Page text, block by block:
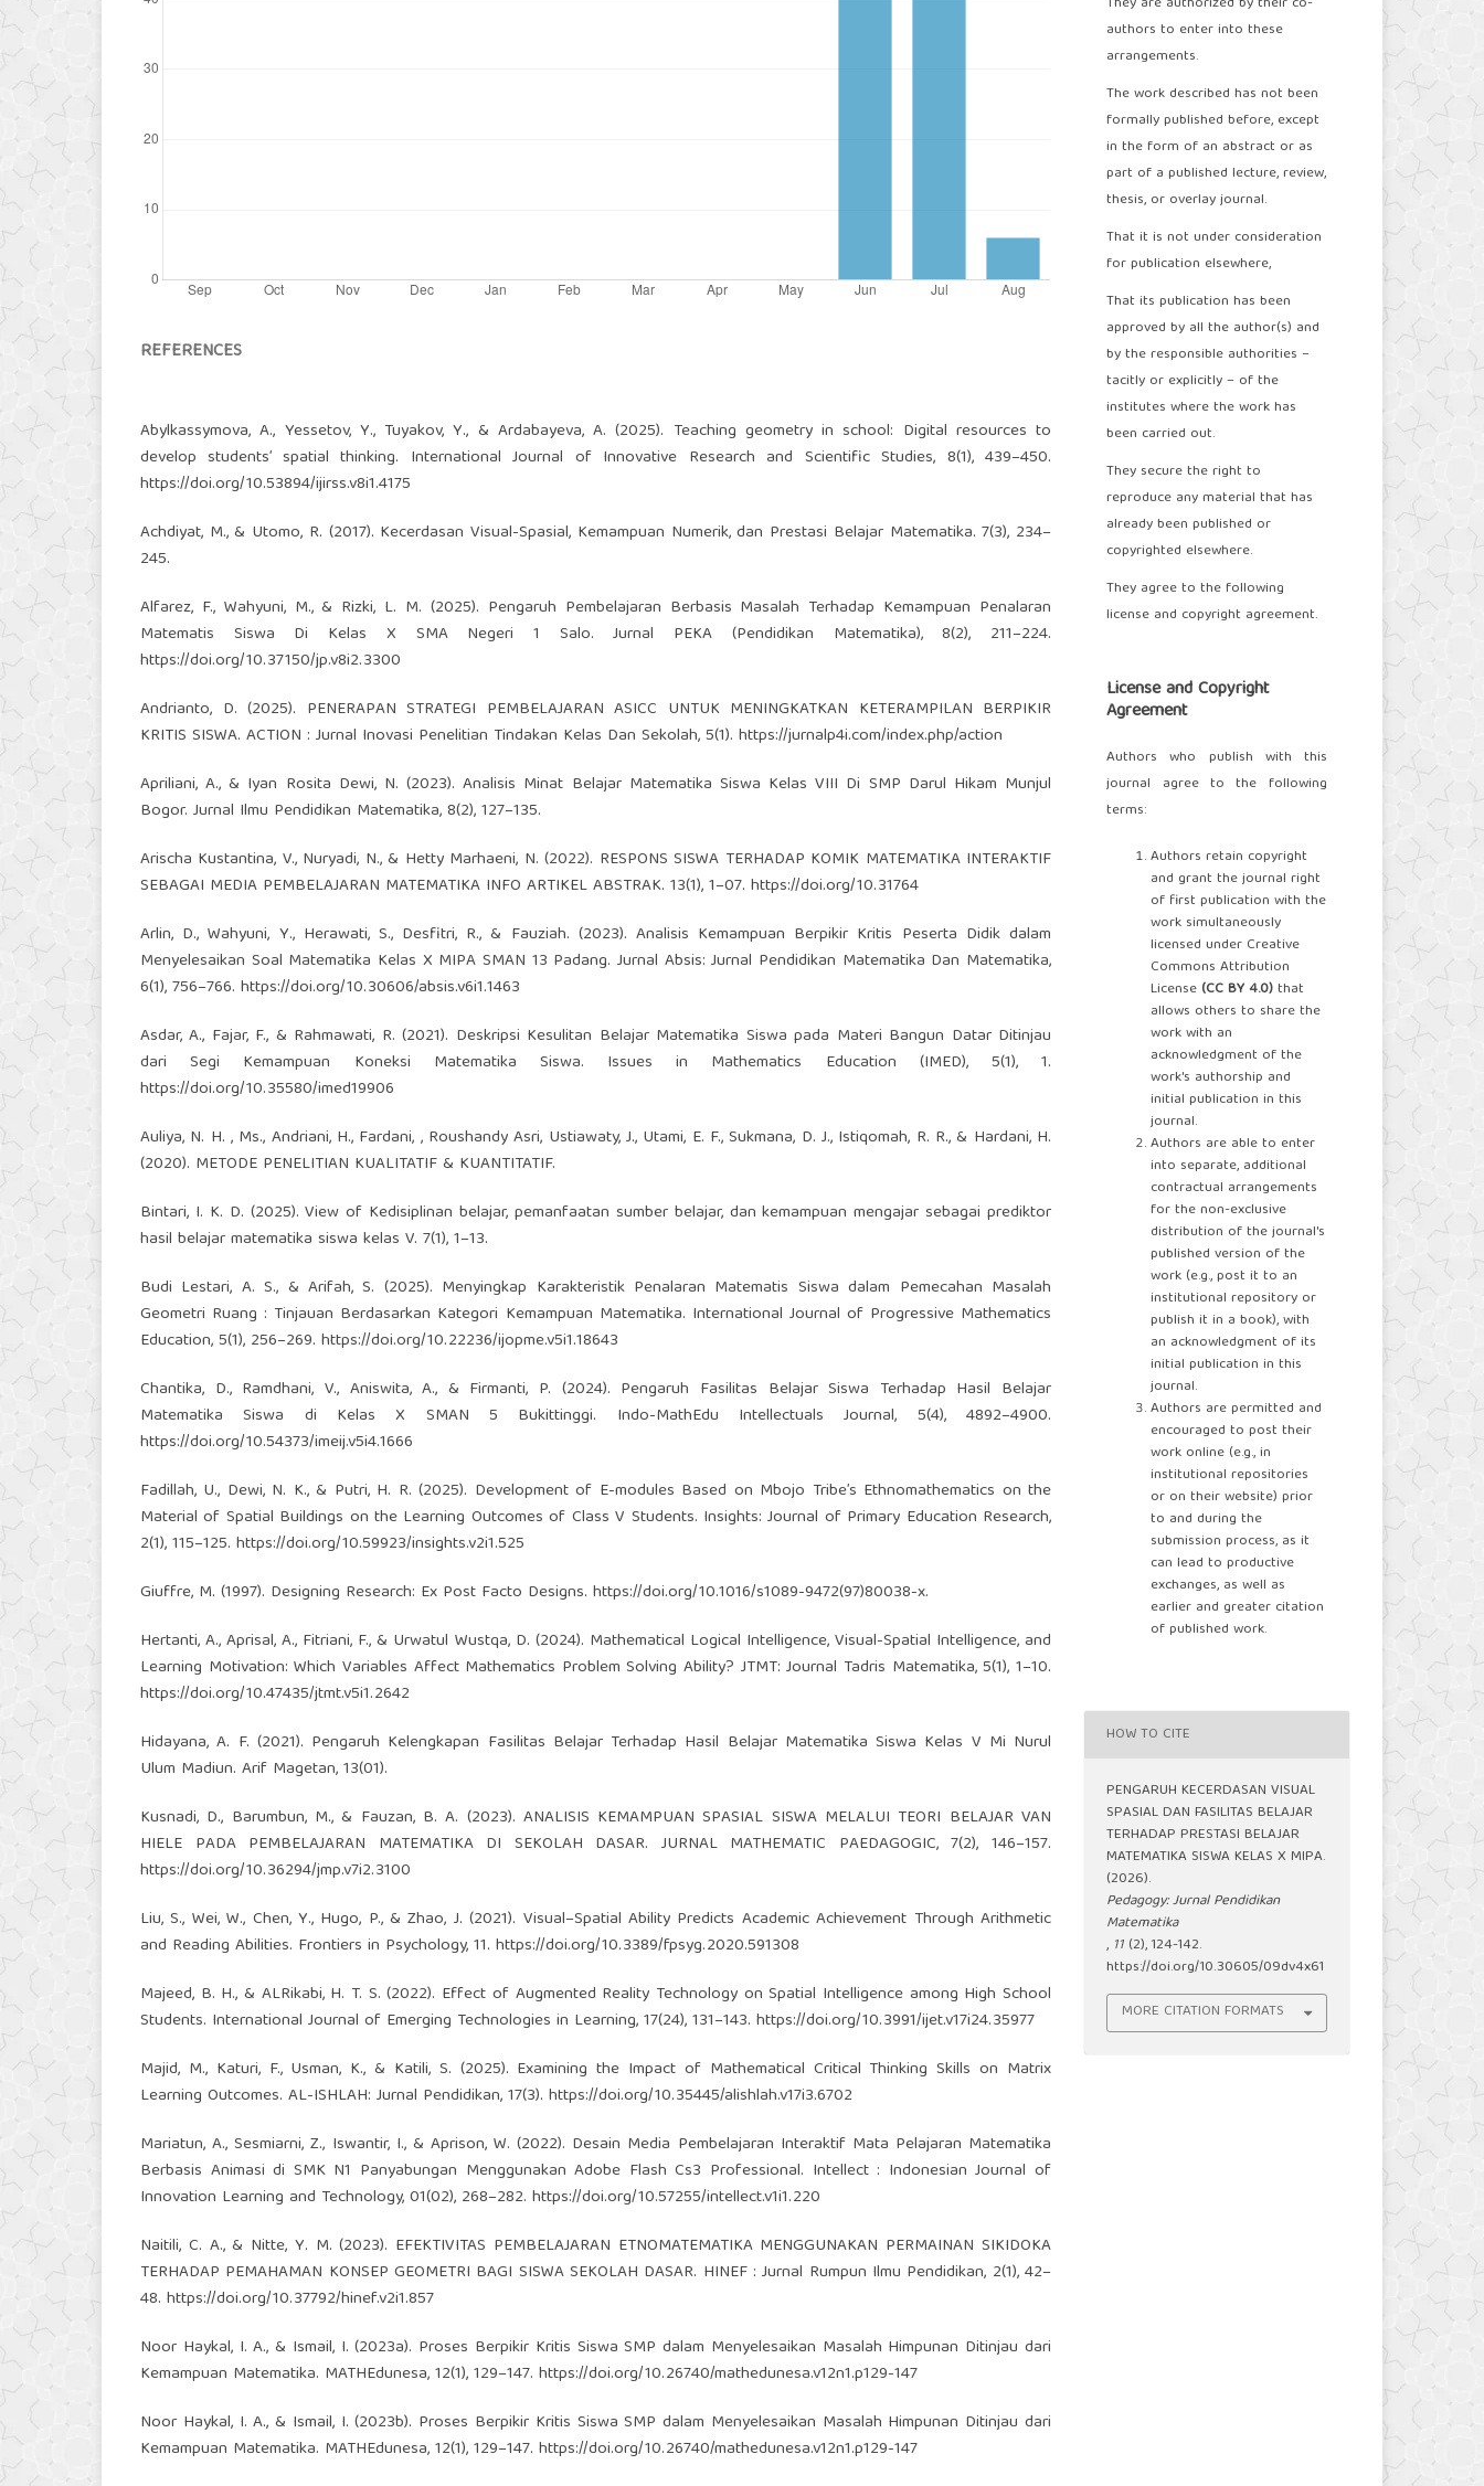
REFERENCES
Abylkassymova, A., Yessetov, Y., Tuyakov, Y., & Ardabayeva, A. (2025). Teaching geometry in school: Digital resources to
develop students’ spatial thinking. International Journal of Innovative Research and Scientific Studies, 8(1), 439–450.
https://doi.org/10.53894/ijirss.v8i1.4175
Achdiyat, M., & Utomo, R. (2017). Kecerdasan Visual-Spasial, Kemampuan Numerik, dan Prestasi Belajar Matematika. 7(3), 234–
245.
Alfarez, F., Wahyuni, M., & Rizki, L. M. (2025). Pengaruh Pembelajaran Berbasis Masalah Terhadap Kemampuan Penalaran
Matematis Siswa Di Kelas X SMA Negeri 1 Salo. Jurnal PEKA (Pendidikan Matematika), 8(2), 211–224.
https://doi.org/10.37150/jp.v8i2.3300
Andrianto, D. (2025). PENERAPAN STRATEGI PEMBELAJARAN ASICC UNTUK MENINGKATKAN KETERAMPILAN BERPIKIR
KRITIS SISWA. ACTION : Jurnal Inovasi Penelitian Tindakan Kelas Dan Sekolah, 5(1). https://jurnalp4i.com/index.php/action
Apriliani, A., & Iyan Rosita Dewi, N. (2023). Analisis Minat Belajar Matematika Siswa Kelas VIII Di SMP Darul Hikam Munjul
Bogor. Jurnal Ilmu Pendidikan Matematika, 8(2), 127–135.
Arischa Kustantina, V., Nuryadi, N., & Hetty Marhaeni, N. (2022). RESPONS SISWA TERHADAP KOMIK MATEMATIKA INTERAKTIF
SEBAGAI MEDIA PEMBELAJARAN MATEMATIKA INFO ARTIKEL ABSTRAK. 13(1), 1–07. https://doi.org/10.31764
Arlin, D., Wahyuni, Y., Herawati, S., Desfitri, R., & Fauziah. (2023). Analisis Kemampuan Berpikir Kritis Peserta Didik dalam
Menyelesaikan Soal Matematika Kelas X MIPA SMAN 13 Padang. Jurnal Absis: Jurnal Pendidikan Matematika Dan Matematika,
6(1), 756–766. https://doi.org/10.30606/absis.v6i1.1463
Asdar, A., Fajar, F., & Rahmawati, R. (2021). Deskripsi Kesulitan Belajar Matematika Siswa pada Materi Bangun Datar Ditinjau
dari Segi Kemampuan Koneksi Matematika Siswa. Issues in Mathematics Education (IMED), 5(1), 1.
https://doi.org/10.35580/imed19906
Auliya, N. H. , Ms., Andriani, H., Fardani, , Roushandy Asri, Ustiawaty, J., Utami, E. F., Sukmana, D. J., Istiqomah, R. R., & Hardani, H.
(2020). METODE PENELITIAN KUALITATIF & KUANTITATIF.
Bintari, I. K. D. (2025). View of Kedisiplinan belajar, pemanfaatan sumber belajar, dan kemampuan mengajar sebagai prediktor
hasil belajar matematika siswa kelas V. 7(1), 1–13.
Budi Lestari, A. S., & Arifah, S. (2025). Menyingkap Karakteristik Penalaran Matematis Siswa dalam Pemecahan Masalah
Geometri Ruang : Tinjauan Berdasarkan Kategori Kemampuan Matematika. International Journal of Progressive Mathematics
Education, 5(1), 256–269. https://doi.org/10.22236/ijopme.v5i1.18643
Chantika, D., Ramdhani, V., Aniswita, A., & Firmanti, P. (2024). Pengaruh Fasilitas Belajar Siswa Terhadap Hasil Belajar
Matematika Siswa di Kelas X SMAN 5 Bukittinggi. Indo-MathEdu Intellectuals Journal, 5(4), 4892–4900.
https://doi.org/10.54373/imeij.v5i4.1666
Fadillah, U., Dewi, N. K., & Putri, H. R. (2025). Development of E-modules Based on Mbojo Tribe’s Ethnomathematics on the
Material of Spatial Buildings on the Learning Outcomes of Class V Students. Insights: Journal of Primary Education Research,
2(1), 115–125. https://doi.org/10.59923/insights.v2i1.525
Giuffre, M. (1997). Designing Research: Ex Post Facto Designs. https://doi.org/10.1016/s1089-9472(97)80038-x.
Hertanti, A., Aprisal, A., Fitriani, F., & Urwatul Wustqa, D. (2024). Mathematical Logical Intelligence, Visual-Spatial Intelligence, and
Learning Motivation: Which Variables Affect Mathematics Problem Solving Ability? JTMT: Journal Tadris Matematika, 5(1), 1–10.
https://doi.org/10.47435/jtmt.v5i1.2642
Hidayana, A. F. (2021). Pengaruh Kelengkapan Fasilitas Belajar Terhadap Hasil Belajar Matematika Siswa Kelas V Mi Nurul
Ulum Madiun. Arif Magetan, 13(01).
Kusnadi, D., Barumbun, M., & Fauzan, B. A. (2023). ANALISIS KEMAMPUAN SPASIAL SISWA MELALUI TEORI BELAJAR VAN
HIELE PADA PEMBELAJARAN MATEMATIKA DI SEKOLAH DASAR. JURNAL MATHEMATIC PAEDAGOGIC, 7(2), 146–157.
https://doi.org/10.36294/jmp.v7i2.3100
Liu, S., Wei, W., Chen, Y., Hugo, P., & Zhao, J. (2021). Visual–Spatial Ability Predicts Academic Achievement Through Arithmetic
and Reading Abilities. Frontiers in Psychology, 11. https://doi.org/10.3389/fpsyg.2020.591308
Majeed, B. H., & ALRikabi, H. T. S. (2022). Effect of Augmented Reality Technology on Spatial Intelligence among High School
Students. International Journal of Emerging Technologies in Learning, 17(24), 131–143. https://doi.org/10.3991/ijet.v17i24.35977
Majid, M., Katuri, F., Usman, K., & Katili, S. (2025). Examining the Impact of Mathematical Critical Thinking Skills on Matrix
Learning Outcomes. AL-ISHLAH: Jurnal Pendidikan, 17(3). https://doi.org/10.35445/alishlah.v17i3.6702
Mariatun, A., Sesmiarni, Z., Iswantir, I., & Aprison, W. (2022). Desain Media Pembelajaran Interaktif Mata Pelajaran Matematika
Berbasis Animasi di SMK N1 Panyabungan Menggunakan Adobe Flash Cs3 Professional. Intellect : Indonesian Journal of
Innovation Learning and Technology, 01(02), 268–282. https://doi.org/10.57255/intellect.v1i1.220
Naitili, C. A., & Nitte, Y. M. (2023). EFEKTIVITAS PEMBELAJARAN ETNOMATEMATIKA MENGGUNAKAN PERMAINAN SIKIDOKA
TERHADAP PEMAHAMAN KONSEP GEOMETRI BAGI SISWA SEKOLAH DASAR. HINEF : Jurnal Rumpun Ilmu Pendidikan, 2(1), 42–
48. https://doi.org/10.37792/hinef.v2i1.857
Noor Haykal, I. A., & Ismail, I. (2023a). Proses Berpikir Kritis Siswa SMP dalam Menyelesaikan Masalah Himpunan Ditinjau dari
Kemampuan Matematika. MATHEdunesa, 12(1), 129–147. https://doi.org/10.26740/mathedunesa.v12n1.p129-147
Noor Haykal, I. A., & Ismail, I. (2023b). Proses Berpikir Kritis Siswa SMP dalam Menyelesaikan Masalah Himpunan Ditinjau dari
Kemampuan Matematika. MATHEdunesa, 12(1), 129–147. https://doi.org/10.26740/mathedunesa.v12n1.p129-147
authors to enter into these
arrangements.
The work described has not been
formally published before, except
in the form of an abstract or as
part of a published lecture, review,
thesis, or overlay journal.
That it is not under consideration
for publication elsewhere,
That its publication has been
approved by all the author(s) and
by the responsible authorities –
tacitly or explicitly – of the
institutes where the work has
been carried out.
They secure the right to
reproduce any material that has
already been published or
copyrighted elsewhere.
They agree to the following
license and copyright agreement.
License and Copyright
Agreement
Authors who publish with this
journal agree to the following
terms:
Authors retain copyright
and grant the journal right
of first publication with the
work simultaneously
licensed under Creative
Commons Attribution
License (CC BY 4.0)that
allows others to share the
work with an
acknowledgment of the
work's authorship and
initial publication in this
journal.
Authors are able to enter
into separate, additional
contractual arrangements
for the non-exclusive
distribution of the journal's
published version of the
work (e.g., post it to an
institutional repository or
publish it in a book), with
an acknowledgment of its
initial publication in this
journal.
Authors are permitted and
encouraged to post their
work online (e.g., in
institutional repositories
or on their website) prior
to and during the
submission process, as it
can lead to productive
exchanges, as well as
earlier and greater citation
of published work.
HOW TO CITE
PENGARUH KECERDASAN VISUAL
SPASIAL DAN FASILITAS BELAJAR
TERHADAP PRESTASI BELAJAR
MATEMATIKA SISWA KELAS X MIPA.
(2026).
Pedagogy: Jurnal Pendidikan
Matematika
, 11 (2), 124-142.
https://doi.org/10.30605/09dv4x61
MORE CITATION FORMATS